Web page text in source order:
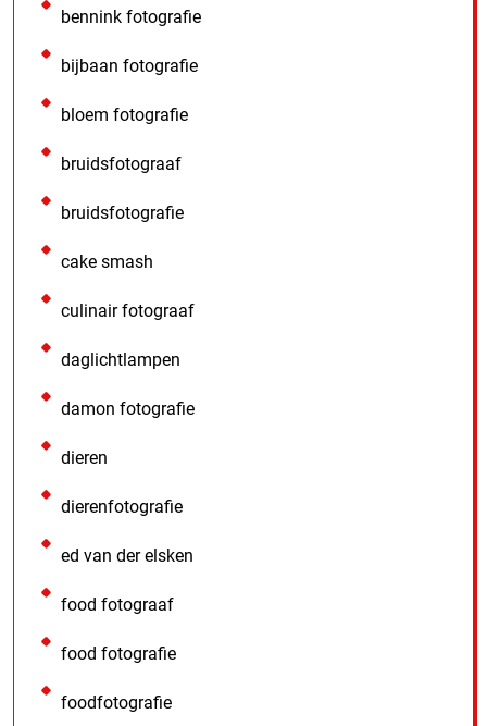
bennink fotografie
bijbaan fotografie
bloem fotografie
bruidsfotograaf
bruidsfotografie
cake smash
culinair fotograaf
daglichtlampen
damon fotografie
dieren
dierenfotografie
ed van der elsken
food fotograaf
food fotografie
foodfotografie